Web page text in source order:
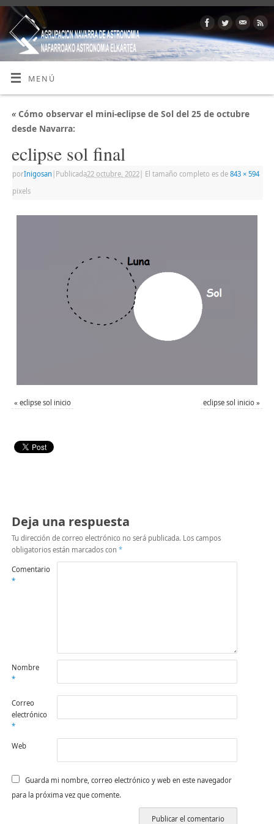
MENÚ
«Cómo observar el mini-eclipse de Sol del 25 de octubre
desde Navarra:
eclipse sol final
porInigosan Publicada22 octubre, 2022| El tamaño completo es de 843 × 594
pixels
« eclipse sol inicio eclipse sol inicio »
Deja una respuesta
Tu dirección de correo electrónico no será publicada. Los campos
obligatorios están marcados con *
Comentario
*
Nombre
*
Correo
electrónico
*
Web
Guarda mi nombre, correo electrónico y web en este navegador
para la próxima vez que comente.